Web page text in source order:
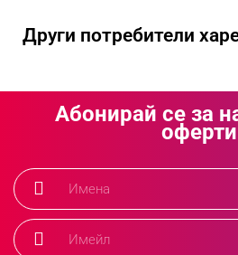
Други потребители
Абонирай се за